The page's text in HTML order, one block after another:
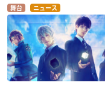
こちらのイラストを
す！
商品の詳細も後日HP
ールドトリガーミュ
— TVアニメ ワールド
ージアム公式
舞台 ニュース